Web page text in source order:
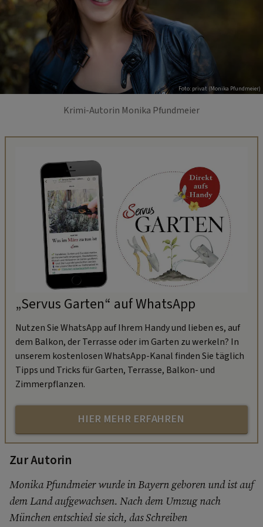
Foto: privat (Monika Pfundmeier)
Krimi-Autorin Monika Pfundmeier
„Servus Garten“ auf WhatsApp
Nutzen Sie WhatsApp auf Ihrem Handy und lieben es, auf
dem Balkon, der Terrasse oder im Garten zu werkeln? In
unserem kostenlosen WhatsApp-Kanal finden Sie täglich
Tipps und Tricks für Garten, Terrasse, Balkon- und
Zimmerpflanzen.
HIER MEHR ERFAHREN
Zur Autorin
Monika Pfundmeier wurde in Bayern geboren und ist auf
dem Land aufgewachsen. Nach dem Umzug nach
München entschied sie sich, das Schreiben